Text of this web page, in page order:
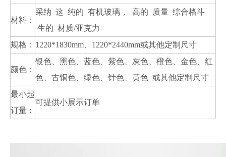
材料：
采纳 这 纯的 有机玻璃， 高的 质量 综合格斗
生的 材质/亚克力
规格： 1220*1830mm、1220*2440mm或其他定制尺寸
颜色：
银色、黑色、蓝色、紫色、灰色、橙色、金色、红
色、古铜色、绿色、针色、黄色 或其他定制尺寸
最小起
订量：
可提供小展示订单